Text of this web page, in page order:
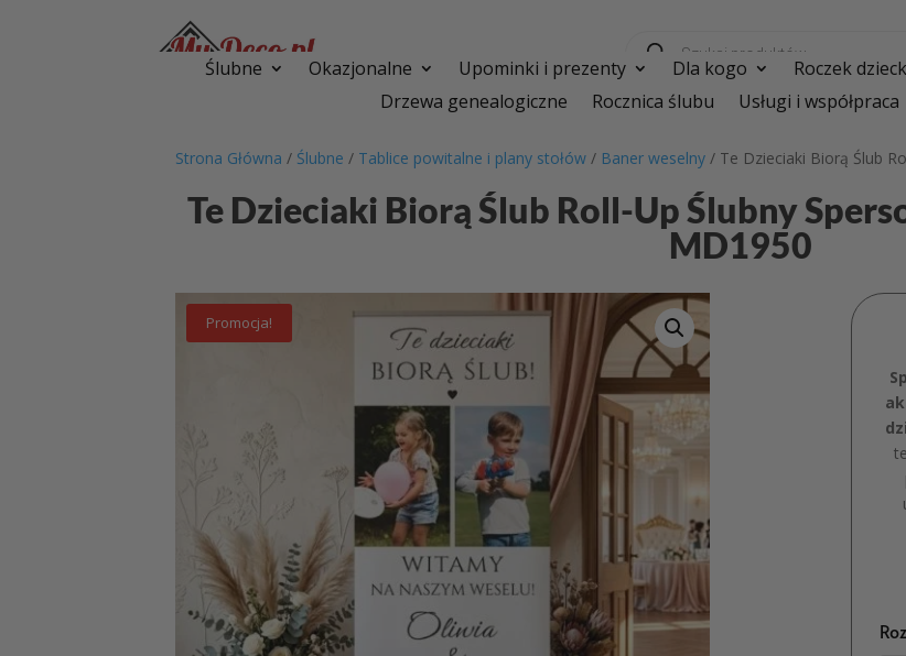
produktów
Ślubne Okazjonalne Upominki i prezenty Dla kogo Roczek
Drzewa genealogiczne
Rocznica ślubu Usługi i współpraca
Strona Główna / Ślubne / Tablice powitalne i plany stołów / Baner weselny / Te Dzieciaki Biorą Ślub
Te Dzieciaki Biorą Ślub Roll-Up Ślubny
MD1950
Promocja!